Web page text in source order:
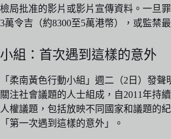
檢局批准的影片或影片宣傳資料。一旦
3萬令吉（約8300至5萬港幣），或監禁
小組：首次遇到這樣的意外
「柔南黃色行動小組」週二（2日）發
關注社會議題的人士組成，自2011年持
人權議題，包括放映不同國家和議題的
「第一次遇到這樣的意外」。